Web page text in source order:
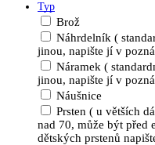
Typ
Brož
Náhrdelník (
jinou, napište jí v
Náramek (
jinou, napište jí v
Náušnice
Prsten ( u větších
nad 70, může být před
dětských prstenů